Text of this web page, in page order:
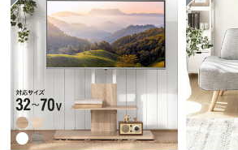
路
に
つ
返
品・